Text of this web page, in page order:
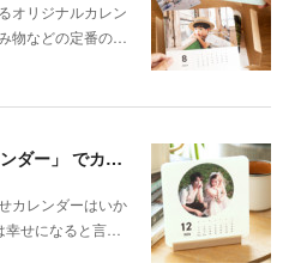
オリジナルカレン
物などの定番の…
結婚の記念を「しまうまカレンダー」 でカタチに
カレンダーはいか
幸せになると言…